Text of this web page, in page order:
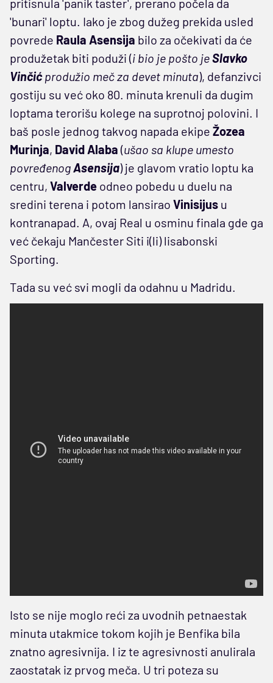
pritisnula 'panik taster', prerano počela da
'bunari' loptu. Iako je zbog dužeg prekida usled
povrede Raula Asensija bilo za očekivati da će
produžetak biti poduži (i bio je pošto jeSlavko
Vinčićprodužio meč za devet minuta), defanzivci
gostiju su već oko 80. minuta krenuli da dugim
loptama terorišu kolege na suprotnoj polovini. I
baš posle jednog takvog napada ekipe Žozea
Murinja, David Alaba (ušao sa klupe umesto
povređenogAsensija) je glavom vratio loptu ka
centru, Valverde odneo pobedu u duelu na
sredini terena i potom lansirao Vinisijus u
kontranapad. A, ovaj Real u osminu finala gde ga
već čekaju Mančester Siti i(li) lisabonski
Sporting.
Tada su već svi mogli da odahnu u Madridu.
Isto se nije moglo reći za uvodnih petnaestak
minuta utakmice tokom kojih je Benfika bila
znatno agresivnija. I iz te agresivnosti anulirala
zaostatak iz prvog meča. U tri poteza su